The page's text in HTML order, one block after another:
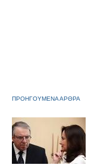
ΠΡΟΗΓΟΥΜΕΝΑ ΑΡΘΡΑ